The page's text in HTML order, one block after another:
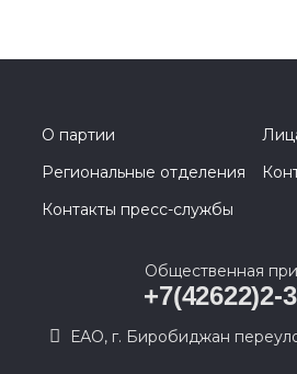
О партии
Региональные отделения
Контакты пресс-службы
Общественная
+7(42622)2-
ЕАО, г. Биробиджан